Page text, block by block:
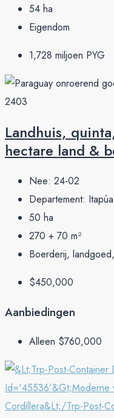
54 ha
Eigendom
1,728 miljoen PYG
Landhuis,
hectare land &
Nee: 24-02
Departement: Itapúa
50 ha
270 + 70 m²
Boerderij,
$450,000
Aanbiedingen
Alleen $760,000